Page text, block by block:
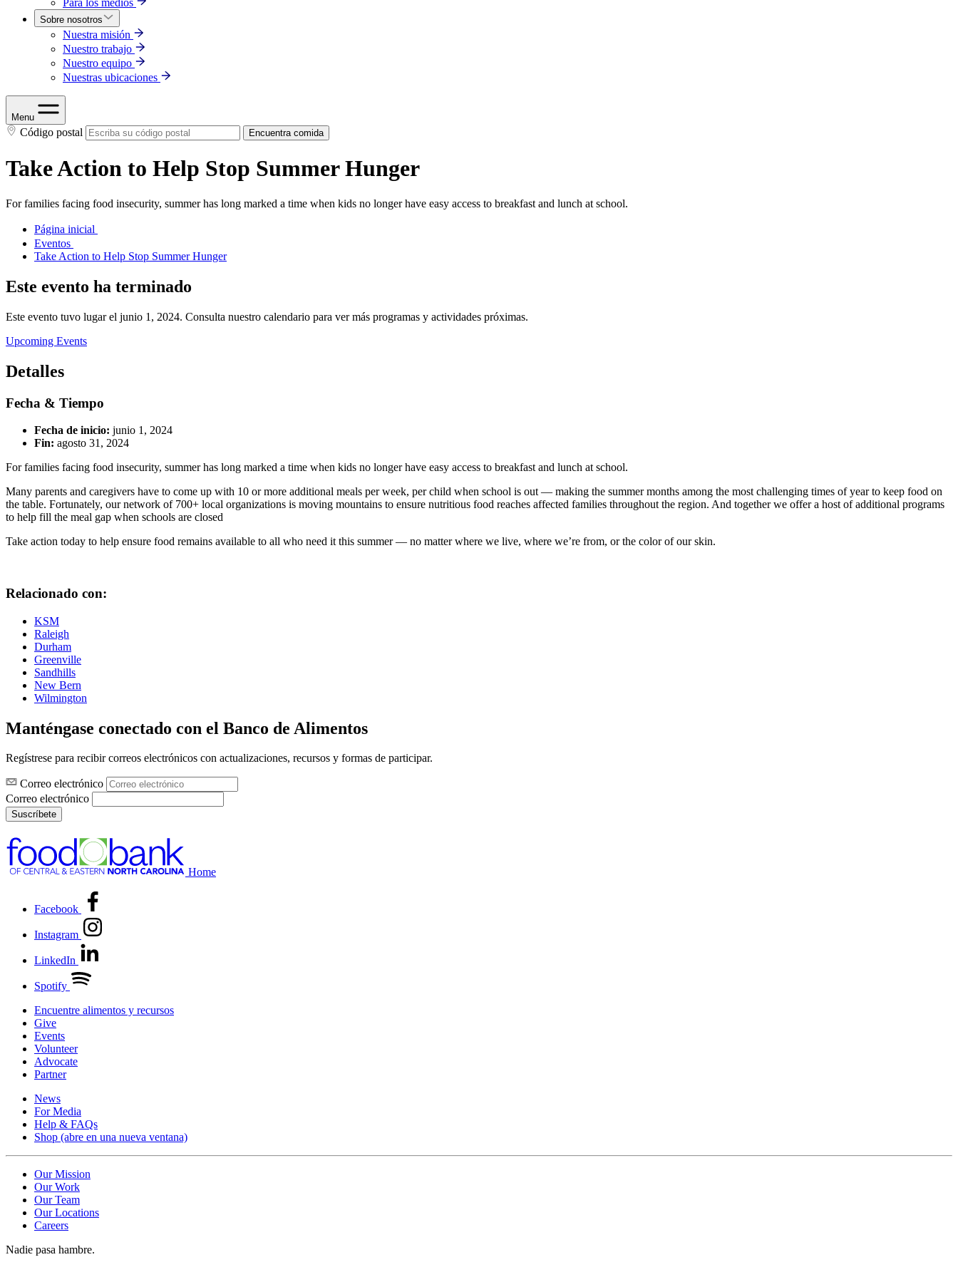
Para los medios
Sobre nosotros
Nuestra misión
Nuestro trabajo
Nuestro equipo
Nuestras ubicaciones
Menu
Código postal Encuentra comida
Take Action to Help Stop Summer Hunger
For families facing food insecurity, summer has long marked a time when kids no longer have easy access to breakfast and lunch at school.
Página inicial
Eventos
Take Action to Help Stop Summer Hunger
Este evento ha terminado
Este evento tuvo lugar el junio 1, 2024. Consulta nuestro calendario para ver más programas y actividades próximas.
Upcoming Events
Detalles
Fecha & Tiempo
Fecha de inicio: junio 1, 2024
Fin: agosto 31, 2024
For families facing food insecurity, summer has long marked a time when kids no longer have easy access to breakfast and lunch at school.
Many parents and caregivers have to come up with 10 or more additional meals per week, per child when school is out — making the summer months among the most challenging times of year to keep food on
the table. Fortunately, our network of 700+ local organizations is moving mountains to ensure nutritious food reaches affected families throughout the region. And together we offer a host of additional programs
to help fill the meal gap when schools are closed
Take action today to help ensure food remains available to all who need it this summer — no matter where we live, where we’re from, or the color of our skin.
Relacionado con:
KSM
Raleigh
Durham
Greenville
Sandhills
New Bern
Wilmington
Manténgase conectado con el Banco de Alimentos
Regístrese para recibir correos electrónicos con actualizaciones, recursos y formas de participar.
Correo electrónico
Correo electrónico
Suscríbete
Home
Facebook
Instagram
LinkedIn
Spotify
Encuentre alimentos y recursos
Give
Events
Volunteer
Advocate
Partner
News
For Media
Help & FAQs
Shop (abre en una nueva ventana)
Our Mission
Our Work
Our Team
Our Locations
Careers
Nadie pasa hambre.